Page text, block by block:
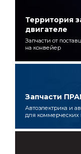
Территория
двигателе
Запчасти от
на конвейер
Запчасти
Автоэлектрика и
для коммерческих